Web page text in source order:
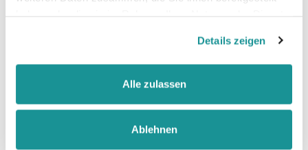
Details zeigen
Alle zulassen
Ablehnen
Größentabelle